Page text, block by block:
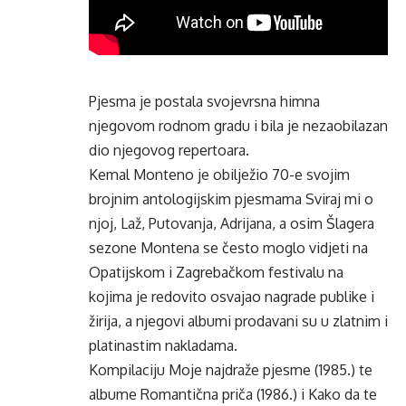
Pjesma je postala svojevrsna himna
njegovom rodnom gradu i bila je nezaobilazan
dio njegovog repertoara.
Kemal Monteno je obilježio 70-e svojim
brojnim antologijskim pjesmama Sviraj mi o
njoj, Laž, Putovanja, Adrijana, a osim Šlagera
sezone Montena se često moglo vidjeti na
Opatijskom i Zagrebačkom festivalu na
kojima je redovito osvajao nagrade publike i
žirija, a njegovi albumi prodavani su u zlatnim i
platinastim nakladama.
Kompilaciju Moje najdraže pjesme (1985.) te
albume Romantična priča (1986.) i Kako da te